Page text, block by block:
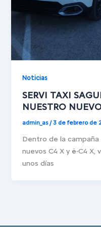
Noticias
SERVI TAXI
NUESTRO
admin_as /3 de febrero de
Dentro de la
nuevos C4 X y ë-C4 X,
unos días